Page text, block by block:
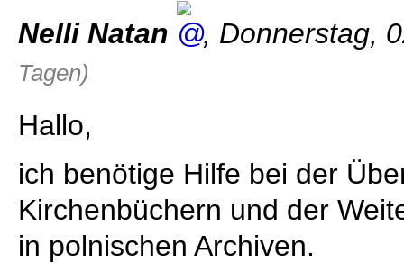
Nelli Natan , Donnerstag,
Tagen)
Hallo,
ich benötige Hilfe bei der
Kirchenbüchern und der
in polnischen Archiven.